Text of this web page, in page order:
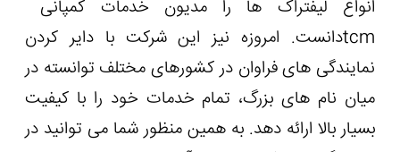
انواع لیفتراک ها را مدیون خدمات کمپانی
tcmدانست. امروزه نیز این شرکت با دایر کردن
نمایندگی های فراوان در کشورهای مختلف توانسته در
میان نام های بزرگ، تمام خدمات خود را با کیفیت
بسیار بالا ارائه دهد. به همین منظور شما می توانید در